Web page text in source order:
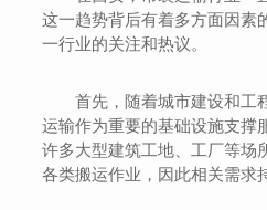
这一趋势背后有着多方面因素
一行业的关注和热议。
首先，随着城市建设和工
运输作为重要的基础设施支撑
许多大型建筑工地、工厂等场
各类搬运作业，因此相关需求